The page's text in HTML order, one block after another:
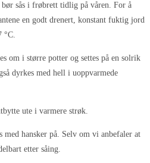
sås i frøbrett tidlig på våren. For å
en godt drenert, konstant fuktig jord
°C.
om i større potter og settes på en solrik
dyrkes med hell i uoppvarmede
ute i varmere strøk.
med hansker på. Selv om vi anbefaler at
etter såing.